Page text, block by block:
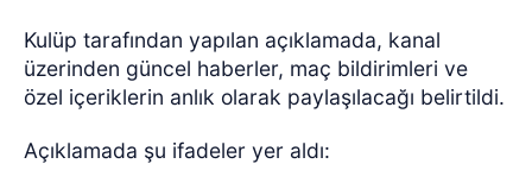
Kulüp tarafından yapılan açıklamada, kanal
üzerinden güncel haberler, maç bildirimleri ve
özel içeriklerin anlık olarak paylaşılacağı belirtildi.
Açıklamada şu ifadeler yer aldı: